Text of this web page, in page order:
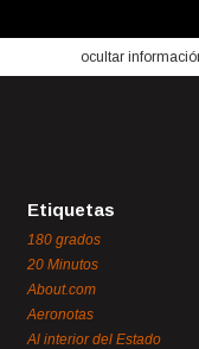
ocultar
Etiquetas
180 grados
20 Minutos
About.com
Aeronotas
Al interior del Estado